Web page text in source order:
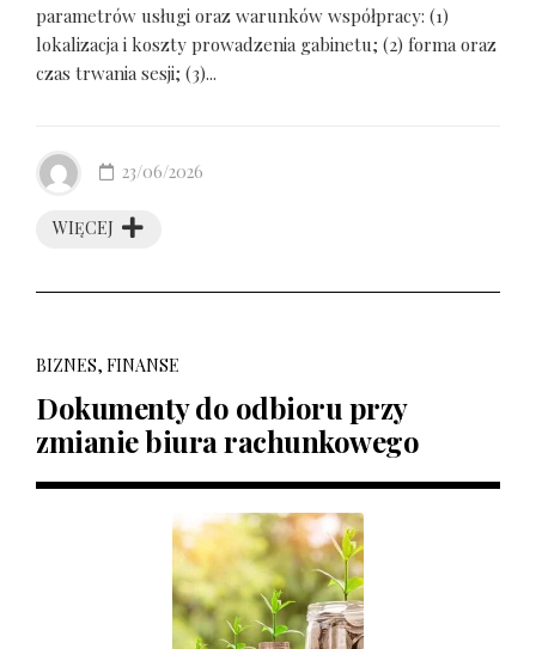
parametrów usługi oraz warunków współpracy: (1)
lokalizacja i koszty prowadzenia gabinetu; (2) forma oraz
czas trwania sesji; (3)...
WIĘCEJ
23/06/2026
BIZNES, FINANSE
Dokumenty do odbioru przy
zmianie biura rachunkowego